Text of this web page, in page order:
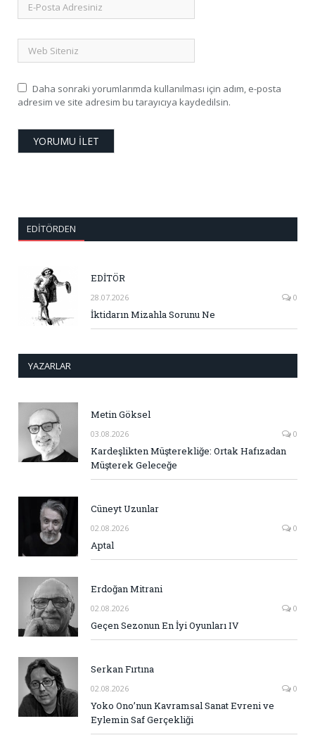
Daha sonraki yorumlarımda kullanılması için adım, e-posta
adresim ve site adresim bu tarayıcıya kaydedilsin.
EDITÖRDEN
EDİTÖR
28.07.2026 0
İktidarın Mizahla Sorunu Ne
YAZARLAR
Metin Göksel
03.08.2026 0
Kardeşlikten Müşterekliğe: Ortak Hafızadan
Müşterek Geleceğe
Cüneyt Uzunlar
02.08.2026 0
Aptal
Erdoğan Mitrani
02.08.2026 0
Geçen Sezonun En İyi Oyunları IV
Serkan Fırtına
02.08.2026 0
Yoko Ono’nun Kavramsal Sanat Evreni ve
Eylemin Saf Gerçekliği